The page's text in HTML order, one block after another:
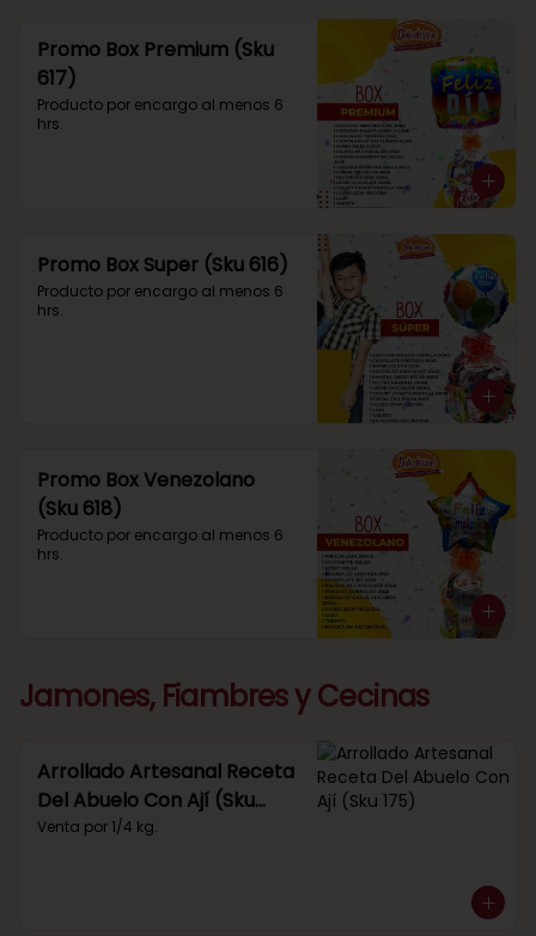
Promo Box Premium (Sku
617)
Producto por encargo al menos 6
hrs.
Promo Box Super (Sku 616)
Producto por encargo al menos 6
hrs.
Promo Box Venezolano
(Sku 618)
Producto por encargo al menos 6
hrs.
Jamones, Fiambres y Cecinas
Arrollado Artesanal Receta
Del Abuelo Con Ají (Sku
175)
Venta por 1/4 kg.